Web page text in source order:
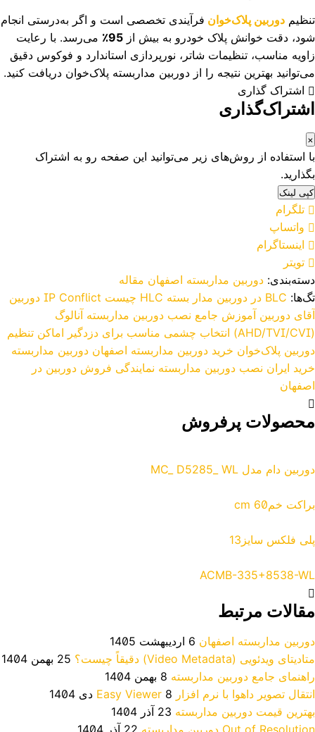
تنظیم دوربین پلاک‌خوان فرآیندی تخصصی است و اگر به‌درستی انجام
شود، دقت خوانش پلاک خودرو به بیش از 95٪
می‌رسد. با رعایت
زاویه مناسب، تنظیمات شاتر، نورپردازی استاندارد و فوکوس دقیق
می‌توانید بهترین نتیجه را از دوربین مداربسته پلاک‌خوان دریافت کنید.
اشتراک گذاری
اشتراک‌گذاری
×
با استفاده از روش‌های زیر می‌توانید این صفحه رو به اشتراک
بگذارید.
کپی لینک
تلگرام
واتساپ
اینستاگرام
تویتر
دسته‌بندی: دوربین مداربسته اصفهان مقاله
تگ‌ها: BLC در دوربین مدار بسته HLC چیست
IP Conflict دوربین
آقای دوربین آموزش جامع نصب دوربین مداربسته آنالوگ
(AHD/TVI/CVI)
انتخاب چشمی مناسب برای دزدگیر اماکن تنظیم
دوربین پلاک‌خوان خرید دوربین مداربسته اصفهان دوربین مداربسته
خرید ایران نصب دوربین مداربسته نمایندگی فروش دوربین در
اصفهان
محصولات پرفروش
دوربین دام مدل MC_ D5285_ WL
براکت خم60 cm
پلی فلکس سایز13
ACMB-335+8538-WL
مقالات مرتبط
دوربین مداربسته اصفهان 6 اردیبهشت 1405
متادیتای ویدئویی (Video Metadata) دقیقاً چیست؟
25 بهمن 1404
راهنمای جامع دوربین مداربسته 8 بهمن 1404
انتقال تصویر داهوا با نرم افزار Easy Viewer 8 دی 1404
بهترین قیمت دوربین مداربسته 23 آذر 1404
Out of Resolution دوربین مداربسته
22 آذر 1404